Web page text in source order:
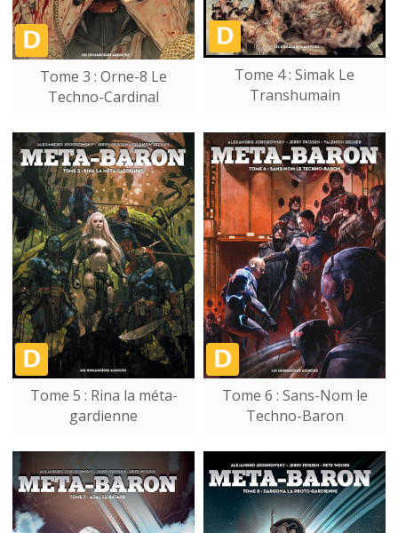
Tome 3 : Orne-8 Le
Techno-Cardinal
Tome 4 : Simak Le
Transhumain
Tome 5 : Rina la méta-
gardienne
Tome 6 : Sans-Nom le
Techno-Baron